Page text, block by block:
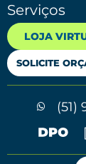
Serviços
LOJA
SOLICITE
(51)